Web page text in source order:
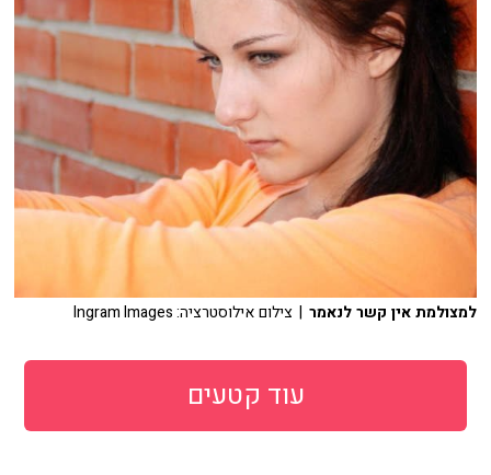
למצולמת אין קשר לנאמר | צילום אילוסטרציה: Ingram Images
עוד קטעים